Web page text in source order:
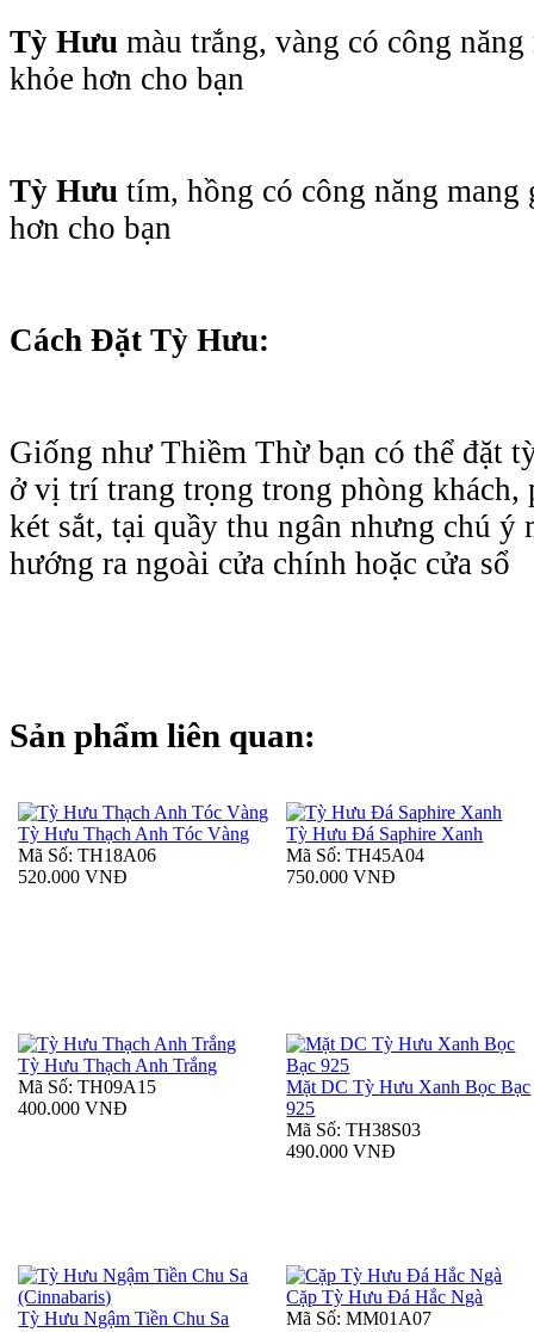
Tỳ Hưu màu trắng, vàng có công
khỏe hơn cho bạn
Tỳ Hưu tím, hồng có công năng mang
hơn cho bạn
Cách Đặt Tỳ Hưu:
Giống như Thiềm Thừ bạn có thể đặt
ở vị trí trang trọng trong phòng khách,
két sắt, tại quầy thu ngân nhưng chú ý
hướng ra ngoài cửa chính hoặc cửa sổ
Sản phẩm liên quan:
Tỳ Hưu Thạch Anh Tóc Vàng
Mã Số: TH18A06
520.000 VNĐ
Tỳ Hưu Đá Saphire Xanh
Mã Số: TH45A04
750.000 VNĐ
Tỳ Hưu Thạch Anh Trắng
Mã Số: TH09A15
400.000 VNĐ
Mặt DC Tỳ Hưu Xanh Bọc Bạc
925
Mã Số: TH38S03
490.000 VNĐ
Tỳ Hưu Ngậm Tiền Chu Sa
Cặp Tỳ Hưu Đá Hắc Ngà
Mã Số: MM01A07